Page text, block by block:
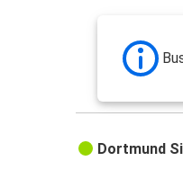
Dortmund